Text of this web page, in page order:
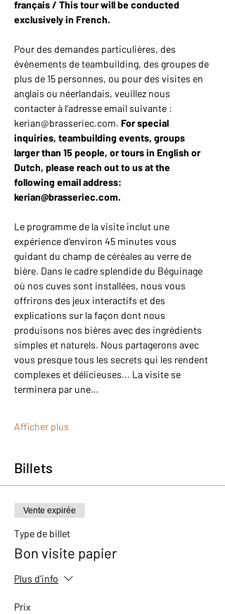
français / This tour will be conducted
exclusively in French.
Pour des demandes particulières, des
événements de teambuilding, des groupes de
plus de 15 personnes, ou pour des visites en
anglais ou néerlandais, veuillez nous
contacter à l’adresse email suivante :
kerian@brasseriec.com. For special
inquiries, teambuilding events, groups
larger than 15 people, or tours in English or
Dutch, please reach out to us at the
following email address:
kerian@brasseriec.com.
Le programme de la visite inclut une
expérience d’environ 45 minutes vous
guidant du champ de céréales au verre de
bière. Dans le cadre splendide du Béguinage
où nos cuves sont installées, nous vous
offrirons des jeux interactifs et des
explications sur la façon dont nous
produisons nos bières avec des ingrédients
simples et naturels. Nous partagerons avec
vous presque tous les secrets qui les rendent
complexes et délicieuses... La visite se
terminera par une…
Afficher plus
Billets
Vente expirée
Type de billet
Bon visite papier
Plus d'info
Prix